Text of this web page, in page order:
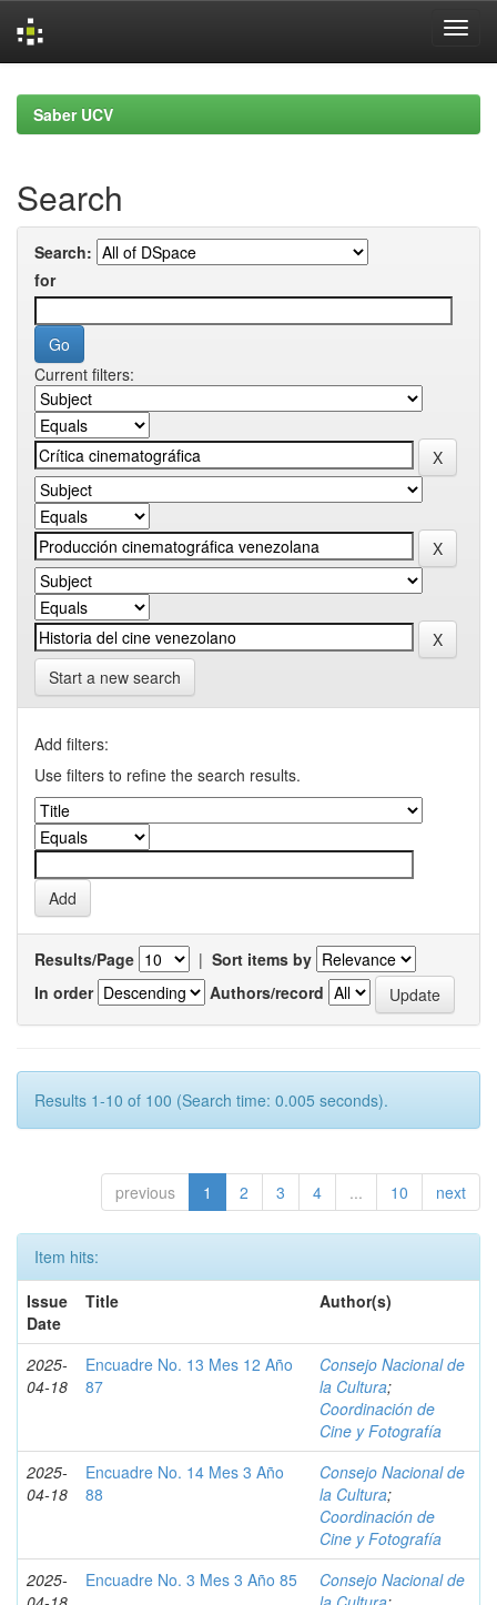
navigationSaber UCV
Search
Search:
for
Current filters:
Start a new search
Add filters:
Use filters to refine the search results.
Results/Page | Sort items by
In order
Authors/record
Results 1-10 of 100 (Search time: 0.005 seconds).
previous 1 2 3 4 ... 10 next
Item hits:
Issue
Date
Title Author(s)
2025-
04-18
Encuadre No. 13 Mes 12 Año
87
Consejo Nacional de
la Cultura;
Coordinación de
Cine y Fotografía
2025-
04-18
Encuadre No. 14 Mes 3 Año
88
Consejo Nacional de
la Cultura;
Coordinación de
Cine y Fotografía
2025-
Encuadre No. 3 Mes 3 Año 85
Consejo Nacional de